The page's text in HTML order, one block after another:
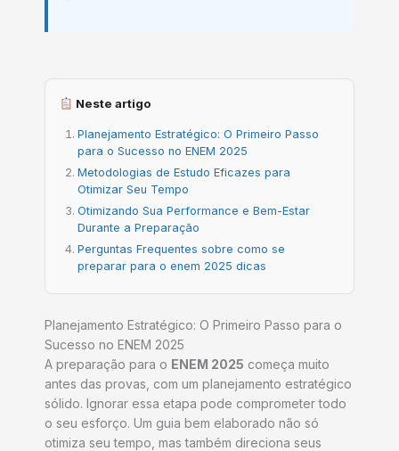
Neste artigo
Planejamento Estratégico: O Primeiro Passo
para o Sucesso no ENEM 2025
Metodologias de Estudo Eficazes para
Otimizar Seu Tempo
Otimizando Sua Performance e Bem-Estar
Durante a Preparação
Perguntas Frequentes sobre como se
preparar para o enem 2025 dicas
Planejamento Estratégico: O Primeiro Passo para o
Sucesso no ENEM 2025
A preparação para o ENEM 2025 começa muito
antes das provas, com um planejamento estratégico
sólido. Ignorar essa etapa pode comprometer todo
o seu esforço. Um guia bem elaborado não só
otimiza seu tempo, mas também direciona seus